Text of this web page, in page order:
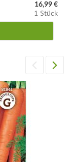
16,99 €
1 Stück